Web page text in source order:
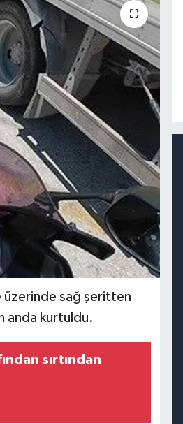
sağ şeritten
anda kurtuldu.
sırtından